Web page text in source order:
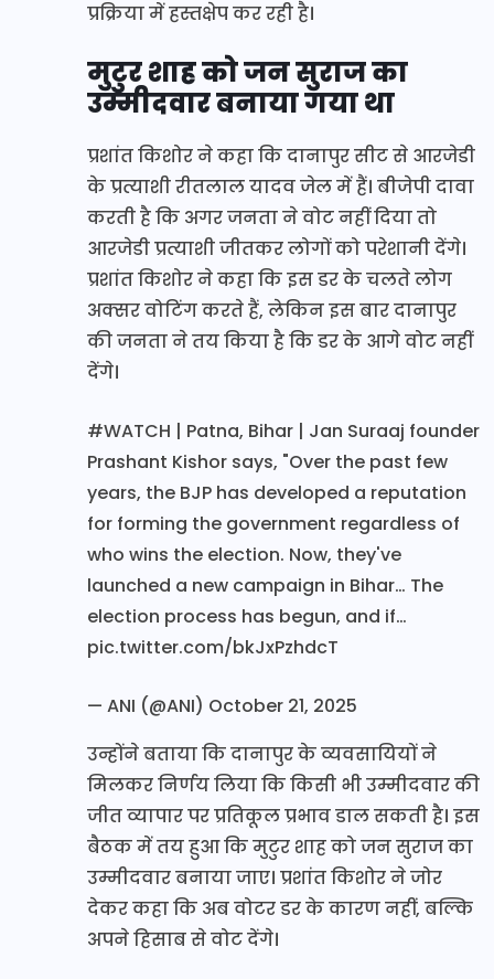
प्रक्रिया में हस्तक्षेप कर रही है।
मुटुर शाह को जन सुराज का
उम्मीदवार बनाया गया था
प्रशांत किशोर ने कहा कि दानापुर सीट से आरजेडी
के प्रत्याशी रीतलाल यादव जेल में हैं। बीजेपी दावा
करती है कि अगर जनता ने वोट नहीं दिया तो
आरजेडी प्रत्याशी जीतकर लोगों को परेशानी देंगे।
प्रशांत किशोर ने कहा कि इस डर के चलते लोग
अक्सर वोटिंग करते हैं, लेकिन इस बार दानापुर
की जनता ने तय किया है कि डर के आगे वोट नहीं
देंगे।
#WATCH | Patna, Bihar | Jan Suraaj founder
Prashant Kishor says, "Over the past few
years, the BJP has developed a reputation
for forming the government regardless of
who wins the election. Now, they've
launched a new campaign in Bihar… The
election process has begun, and if…
pic.twitter.com/bkJxPzhdcT
— ANI (@ANI) October 21, 2025
उन्होंने बताया कि दानापुर के व्यवसायियों ने
मिलकर निर्णय लिया कि किसी भी उम्मीदवार की
जीत व्यापार पर प्रतिकूल प्रभाव डाल सकती है। इस
बैठक में तय हुआ कि मुटुर शाह को जन सुराज का
उम्मीदवार बनाया जाए। प्रशांत किशोर ने जोर
देकर कहा कि अब वोटर डर के कारण नहीं, बल्कि
अपने हिसाब से वोट देंगे।